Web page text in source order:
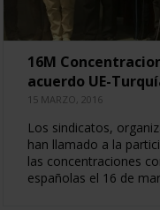
16M
acuerdo UE-
15 MARZO, 2016
Los sindicatos,
han llamado a la
las concentraciones
españolas el 16 de